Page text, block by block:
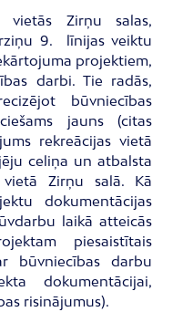
vietās Zirņu salas,
9. līnijas veiktu
projektiem,
darbi. Tie radās,
būvniecības
jauns (citas
rekreācijas vietā
celiņa un atbalsta
vietā Zirņu salā. Kā
dokumentācijas
laikā atteicās
piesaistītais
būvniecības darbu
dokumentācijai,
risinājumus).